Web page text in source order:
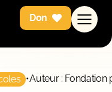
Don
•Auteur : Fondation